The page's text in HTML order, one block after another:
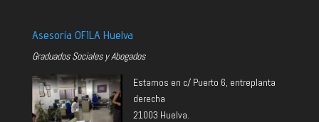
Asesoría OFILA Huelva
Graduados Sociales y Abogados
Estamos en c/ Puerto 6, entreplanta
derecha
21003 Huelva.